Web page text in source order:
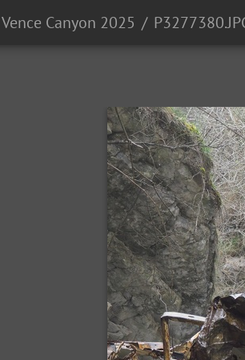
Vence Canyon 2025